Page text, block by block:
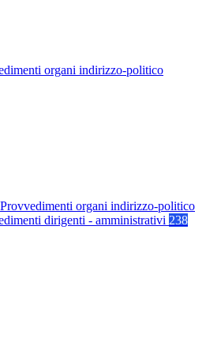
organi indirizzo-politico
Provvedimenti organi indirizzo-politico
dirigenti - amministrativi 238